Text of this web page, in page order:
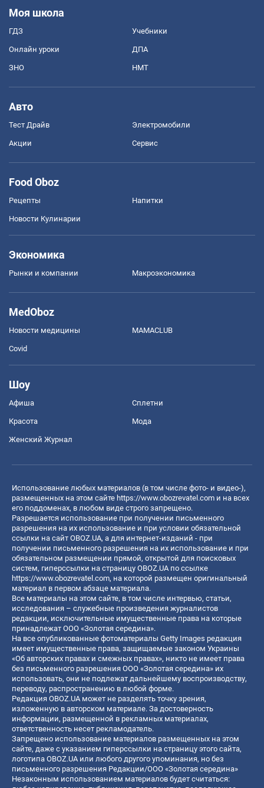
Моя школа
ГДЗ Учебники
Онлайн уроки ДПА
ЗНО НМТ
Авто
Тест Драйв Электромобили
Акции Сервис
Food Oboz
Рецепты Напитки
Новости Кулинарии
Экономика
Рынки и компании Mакроэкономика
MedOboz
Новости медицины MAMACLUB
Covid
Шоу
Афиша Сплетни
Красота Мода
Женский Журнал
Использование любых материалов (в том числе фото- и видео-),
размещенных на этом сайте https://www.obozrevatel.com и на всех
его поддоменах, в любом виде строго запрещено.
Разрешается использование при получении письменного
разрешения на их использование и при условии обязательной
ссылки на сайт OBOZ.UA, а для интернет-изданий - при
получении письменного разрешения на их использование и при
обязательном размещении прямой, открытой для поисковых
систем, гиперссылки на страницу OBOZ.UA по ссылке
https://www.obozrevatel.com, на которой размещен оригинальный
материал в первом абзаце материала.
Все материалы на этом сайте, в том числе интервью, статьи,
исследования – служебные произведения журналистов
редакции, исключительные имущественные права на которые
принадлежат ООО «Золотая середина».
На все опубликованные фотоматериалы Getty Images редакция
имеет имущественные права, защищаемые законом Украины
«Об авторских правах и смежных правах», никто не имеет права
без письменного разрешения ООО «Золотая середина» их
использовать, они не подлежат дальнейшему воспроизводству,
переводу, распространению в любой форме.
Редакция OBOZ.UA может не разделять точку зрения,
изложенную в авторском материале. За достоверность
информации, размещенной в рекламных материалах,
ответственность несет рекламодатель.
Запрещено использование материалов размещенных на этом
сайте, даже с указанием гиперссылки на страницу этого сайта,
логотипа OBOZ.UA или любого другого упоминания, но без
письменного разрешения Редакции/ООО «Золотая середина»
Незаконным использованием материалов будет считаться: